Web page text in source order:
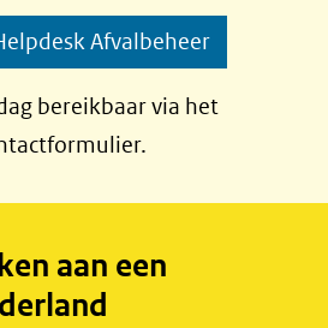
Afvalbeheer
bereikbaar via het
aan een